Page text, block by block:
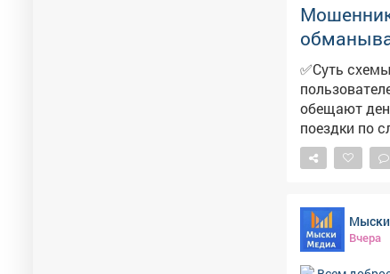
✅Суть
обещают
поездки по случаю праздника.
24 часа. И
Вчера